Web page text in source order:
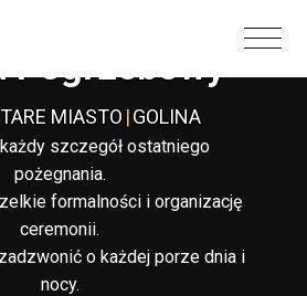
Pogrzebowy
MIASTO |GOLINA
szczegół ostatniego
pożegnania.
formalności i organizację
ceremonii.
o każdej porze dnia i
nocy.